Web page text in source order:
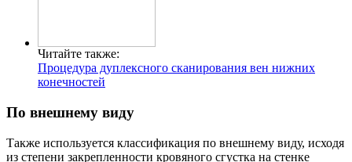
Читайте также:
Процедура дуплексного сканирования вен нижних
конечностей
По внешнему виду
Также используется классификация по внешнему виду, исходя
из степени закрепленности кровяного сгустка на стенке